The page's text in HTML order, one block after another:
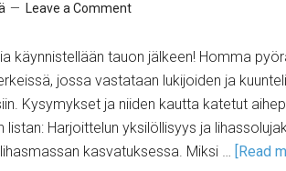
Leave a Comment
käynnistellään tauon jälkeen! Homma
jossa vastataan lukijoiden ja
Kysymykset ja niiden kautta katetut
listan: Harjoittelun yksilöllisyys ja
kasvatuksessa. Miksi … [Read